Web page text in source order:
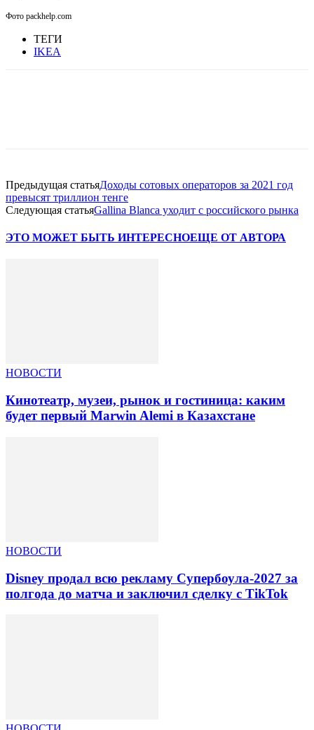
Фото packhelp.com
ТЕГИ
IKEA
Предыдущая статьяДоходы сотовых операторов за 2021 год
превысят триллион тенге
Следующая статьяGallina Blanca уходит с российского рынка
ЭТО МОЖЕТ БЫТЬ ИНТЕРЕСНОЕЩЕ ОТ АВТОРА
НОВОСТИ
Кинотеатр, музеи, рынок и гостиница: каким
будет первый Marwin Alemi в Казахстане
НОВОСТИ
Disney продал всю рекламу Супербоула-2027 за
полгода до матча и заключил сделку с TikTok